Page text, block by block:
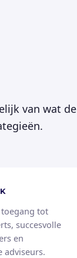
van wat de
tot
succesvolle
en
adviseurs.